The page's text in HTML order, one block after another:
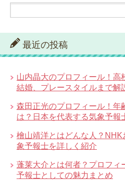
最近の投稿
山内晶大のプロフィール！高
結婚、プレースタイルまで解
森田正光のプロフィール！年
は？日本を代表する気象予報
檜山靖洋とはどんな人？
象予報士を詳しく紹介
蓬莱大介とは何者？プロフィ
予報士としての魅力まとめ